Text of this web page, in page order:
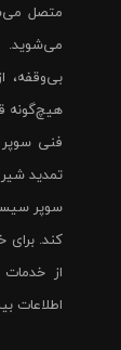
متصل
می‌شوید.
بی‌وقفه،
هیچ‌گونه
فنی
تمدید
سوپر
از
اطلاعات